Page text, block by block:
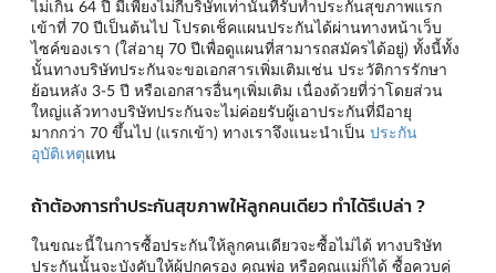
ไม่เกิน 64 ปี มีเพียงไม่กี่บริษัทเท่านั้นที่รับทำประกันสุขภาพแรก
เข้าที่ 70 ปีเป็นต้นไป โปรดเช็คแผนประกันได้ผ่านทางหน้าเว็บ
ไซค์ของเรา (ใส่อายุ 70 ปีเพื่อดูแผนที่สามารถสมัครได้อยู่) ทั้งนี้ทั้ง
นั้นทางบริษัทประกันจะขอเอกสารเพิ่มเติมเช่น ประวัติการรักษา
ย้อนหลัง 3-5 ปี หรือเอกสารอื่นๆเพิ่มเติม เนื่องด้วยที่ว่าโดยส่วน
ใหญ่แล้วทางบริษัทประกันจะไม่ค่อยรับผู้เอาประกันที่มีอายุ
มากกว่า 70 ขึ้นไป (แรกเข้า) ทางเราจึงแนะนำเป็น ประกัน
อุบัติเหตุแทน
ถ้าต้องการทำประกันสุขภาพให้ลูกคนเดียว ทำได้รึเปล่า ?
ในขณะนี้ในการซื้อประกันให้ลูกคนเดียวจะซื้อไม่ได้ ทางบริษัท
ประกันนั้นจะบังคับให้ผู้ปกครอง คุณพ่อ หรือคุณแม่ก็ได้ ซื้อควบคู่